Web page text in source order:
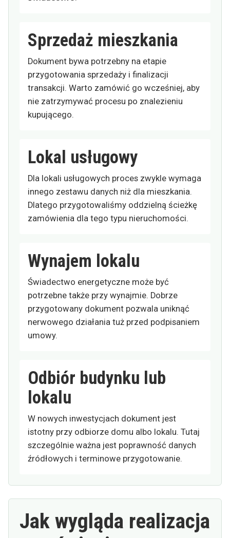
Sprzedaż mieszkania
Dokument bywa potrzebny na etapie
przygotowania sprzedaży i finalizacji
transakcji. Warto zamówić go wcześniej, aby
nie zatrzymywać procesu po znalezieniu
kupującego.
Lokal usługowy
Dla lokali usługowych proces zwykle wymaga
innego zestawu danych niż dla mieszkania.
Dlatego przygotowaliśmy oddzielną ścieżkę
zamówienia dla tego typu nieruchomości.
Wynajem lokalu
Świadectwo energetyczne może być
potrzebne także przy wynajmie. Dobrze
przygotowany dokument pozwala uniknąć
nerwowego działania tuż przed podpisaniem
umowy.
Odbiór budynku lub
lokalu
W nowych inwestycjach dokument jest
istotny przy odbiorze domu albo lokalu. Tutaj
szczególnie ważna jest poprawność danych
źródłowych i terminowe przygotowanie.
Jak wygląda realizacja